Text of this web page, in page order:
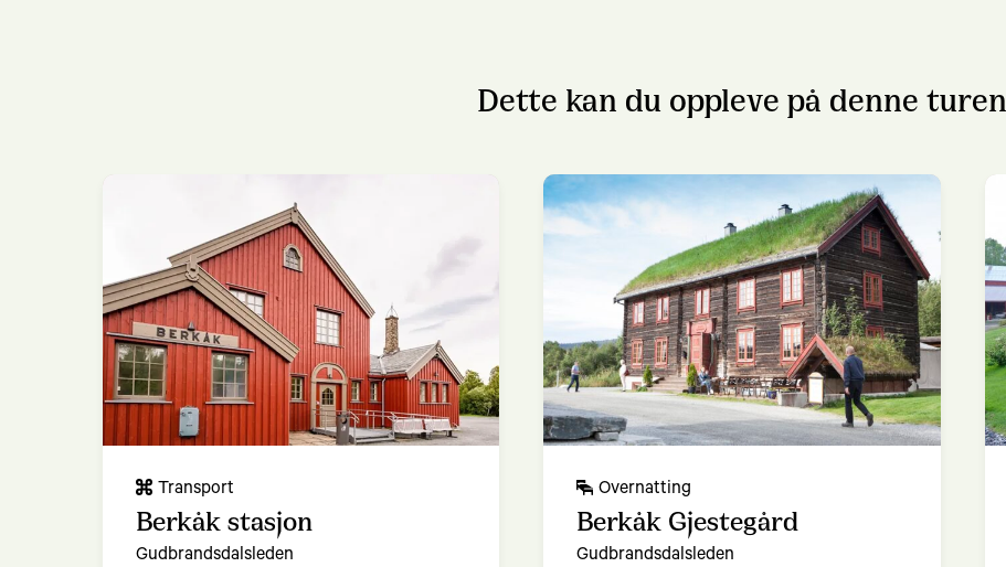
Dette kan du oppleve på denne turen
Transport
Berkåk stasjon
Gudbrandsdalsleden
Overnatting
Berkåk Gjestegård
Gudbrandsdalsleden